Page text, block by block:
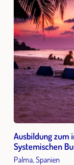
Ausbildung
Systemischen
Palma, Spanien